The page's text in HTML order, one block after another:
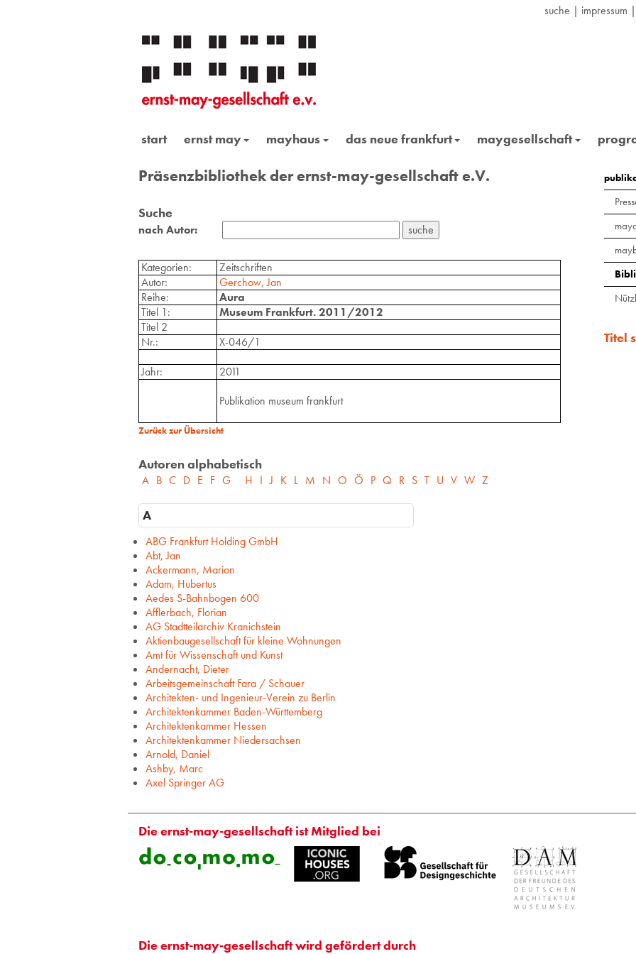
suche | impressum |
start ernst may mayhaus das neue frankfurt maygesellschaft
Präsenzbibliothek der ernst-may-gesellschaft e.V.
Suche
nach Autor:
Kategorien:
Zeitschriften
Autor:
Gerchow, Jan
Reihe:
Aura
Titel 1:
Museum Frankfurt. 2011/2012
Titel 2
Nr.:
X-046/1
Jahr:
2011
Publikation museum frankfurt
Zurück zur Übersicht
Autoren alphabetisch
A B C D E F G H I J K L M N O Ö P Q R S T U V W Z
A
ABG Frankfurt Holding GmbH
Abt, Jan
Ackermann, Marion
Adam, Hubertus
Aedes S-Bahnbogen 600
Afflerbach, Florian
AG Stadtteilarchiv Kranichstein
Aktienbaugesellschaft für kleine Wohnungen
Amt für Wissenschaft und Kunst
Andernacht, Dieter
Arbeitsgemeinschaft Fara / Schauer
Architekten- und Ingenieur-Verein zu Berlin
Architektenkammer Baden-Württemberg
Architektenkammer Hessen
Architektenkammer Niedersachsen
Arnold, Daniel
Ashby, Marc
Axel Springer AG
Titel
Die ernst-may-gesellschaft ist Mitglied bei
Die ernst-may-gesellschaft wird gefördert durch